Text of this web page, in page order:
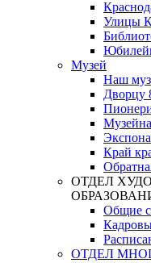
Улицы
Музей
Наш
Дворцу
Край
ОТДЕЛ
Общие
ОТДЕЛ